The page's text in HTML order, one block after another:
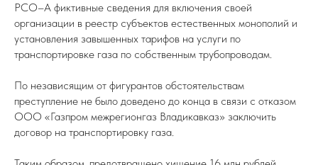
РСО–А фиктивные сведения для включения своей
организации в реестр субъектов естественных монополий и
установления завышенных тарифов на услуги по
транспортировке газа по собственным трубопроводам.
По независящим от фигурантов обстоятельствам
преступление не было доведено до конца в связи с отказом
ООО «Газпром межрегионгаз Владикавказ» заключить
договор на транспортировку газа.